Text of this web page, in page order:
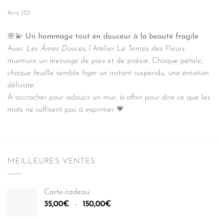
Avis (0)
🌸💫 Un hommage tout en douceur à la beauté fragile
Avec Les Âmes Douces, l’Atelier Le Temps des Fleurs
murmure un message de paix et de poésie. Chaque pétale,
chaque feuille semble figer un instant suspendu, une émotion
délicate.
À accrocher pour adoucir un mur, à offrir pour dire ce que les
mots ne suffisent pas à exprimer 💗
MEILLEURES VENTES
Carte-cadeau
35,00€ – 150,00€Plage